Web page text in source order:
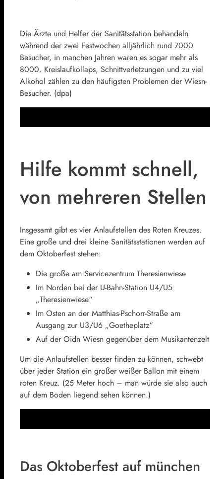
Die Ärzte und Helfer der Sanitätsstation behandeln
während der zwei Festwochen alljährlich rund 7000
Besucher, in manchen Jahren waren es sogar mehr als
8000. Kreislaufkollaps, Schnittverletzungen und zu viel
Alkohol zählen zu den häufigsten Problemen der Wiesn-
Besucher. (dpa)
Hilfe kommt schnell,
von mehreren Stellen
Insgesamt gibt es vier Anlaufstellen des Roten Kreuzes.
Eine große und drei kleine Sanitätsstationen werden auf
dem Oktoberfest stehen:
Die große am Servicezentrum Theresienwiese
Im Norden bei der U-Bahn-Station U4/U5
„Theresienwiese“
Im Osten an der Matthias-Pschorr-Straße am
Ausgang zur U3/U6 „Goetheplatz“
Auf der Oidn Wiesn gegenüber dem Musikantenzelt
Um die Anlaufstellen besser finden zu können, schwebt
über jeder Station ein großer weißer Ballon mit einem
roten Kreuz. (25 Meter hoch – man würde sie also auch
auf dem Boden liegend sehen können.)
Das Oktoberfest auf münchen